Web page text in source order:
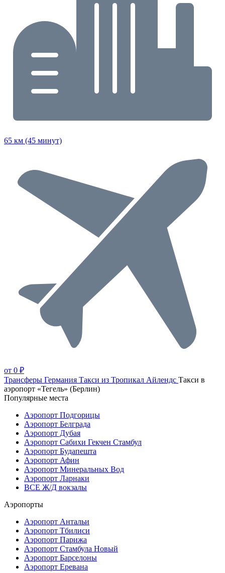
65 км (45 минут)
от 0 ₽
Трансферы Германия Такси из Тропикал Айлендс Такси в
аэропорт «Тегель» (Берлин)
Популярные места
Аэропорт Подгорицы
Аэропорт Белграда
Аэропорт Дубая
Аэропорт Сабихи Гекчен Стамбул
Аэропорт Будапешта
Аэропорт Афин
Аэропорт Минеральных Вод
Аэропорт Ларнаки
ВСЕ Ж/Д вокзалы
Аэропорты
Аэропорт Антальи
Аэропорт Тбилиси
Аэропорт Парижа
Аэропорт Стамбула Новый
Аэропорт Барселоны
Аэропорт Еревана